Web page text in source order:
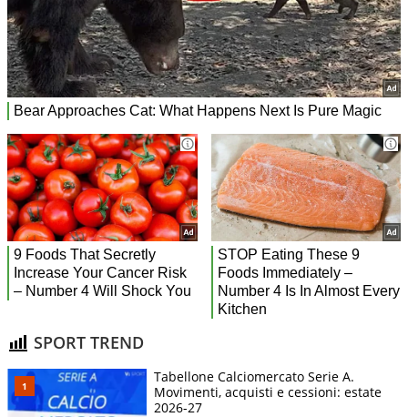
SPORT TREND
Tabellone Calciomercato Serie A.
Movimenti, acquisti e cessioni: estate
2026-27